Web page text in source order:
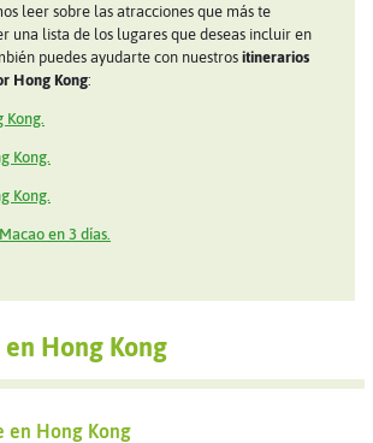
leer sobre las atracciones que más te
una lista de los lugares que deseas incluir en
puedes ayudarte con nuestros itinerarios
Hong Kong:
Kong.
Kong.
Kong.
en 3 días.
Hong Kong
en Hong Kong